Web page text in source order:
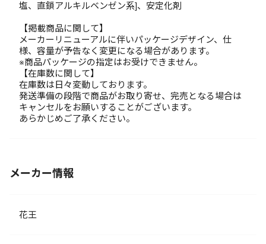
塩、直鎖アルキルベンゼン系]、安定化剤
【掲載商品に関して】
メーカーリニューアルに伴いパッケージデザイン、仕
様、容量が予告なく変更になる場合があります。
※商品パッケージの指定はお受けできません。
【在庫数に関して】
在庫数は日々変動しております。
発送準備の段階で商品がお取り寄せ、完売となる場合は
キャンセルをお願いすることがございます。
あらかじめご了承ください。
メーカー情報
花王